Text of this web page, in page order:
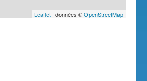
Leaflet| données ©OpenStreetMap